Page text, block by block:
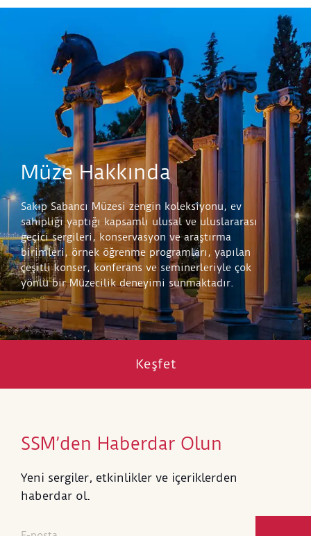
Müze Hakkında
Sakıp Sabancı Müzesi zengin koleksiyonu, ev
sahipliği yaptığı kapsamlı ulusal ve uluslararası
geçici sergileri, konservasyon ve araştırma
birimleri, örnek öğrenme programları, yapılan
çeşitli konser, konferans ve seminerleriyle çok
yönlü bir Müzecilik deneyimi sunmaktadır.
Keşfet
SSM’den Haberdar Olun
Yeni sergiler, etkinlikler ve içeriklerden
haberdar ol.